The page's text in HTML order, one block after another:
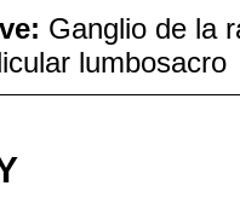
Ganglio de la
lumbosacro